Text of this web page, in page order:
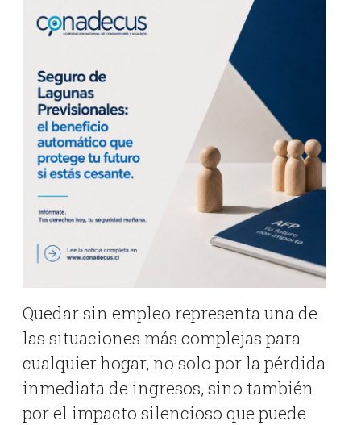
Quedar sin empleo representa una de
las situaciones más complejas para
cualquier hogar, no solo por la pérdida
inmediata de ingresos, sino también
por el impacto silencioso que puede